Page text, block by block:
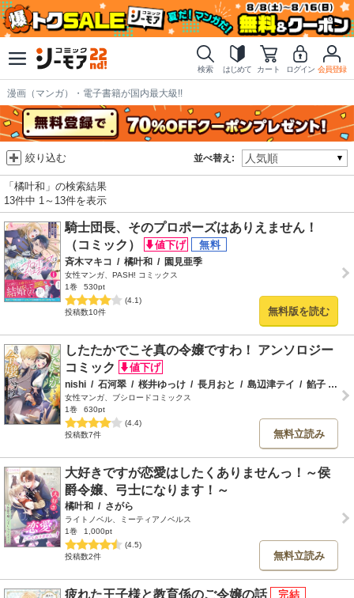
検索 はじめて カート ログイン 会員登録
漫画（マンガ）・電子書籍が国内最大級!!
並べ替え:
絞り込む
「橘叶和」の検索結果
13件中 1～13件を表示
騎士団長、そのプロポーズはありえません！
（コミック）
斉木マキコ / 橘叶和 / 園見亜季
女性マンガ、PASH! コミックス
1巻
530pt
(4.1)
投稿数10件
無料版を読む
したたかでこそ真の令嬢ですわ！ アンソロジー
コミック
nishi / 石河翠 / 桜井ゆっけ / 長月おと / 島辺津テイ / 餡子 / 月
女性マンガ、ブシロードコミックス
1巻
630pt
(4.4)
投稿数7件
無料立読み
大好きですが恋愛はしたくありませんっ！～侯
爵令嬢、弓士になります！～
橘叶和 / さがら
ライトノベル、ミーティアノベルス
1巻
1,000pt
(4.5)
投稿数2件
無料立読み
疲れた王子様と教育係のご令嬢の話